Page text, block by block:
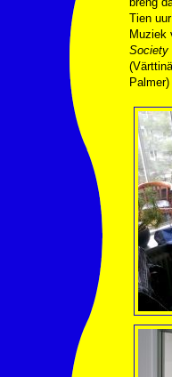
Tien
Muziek
Society
Palmer)